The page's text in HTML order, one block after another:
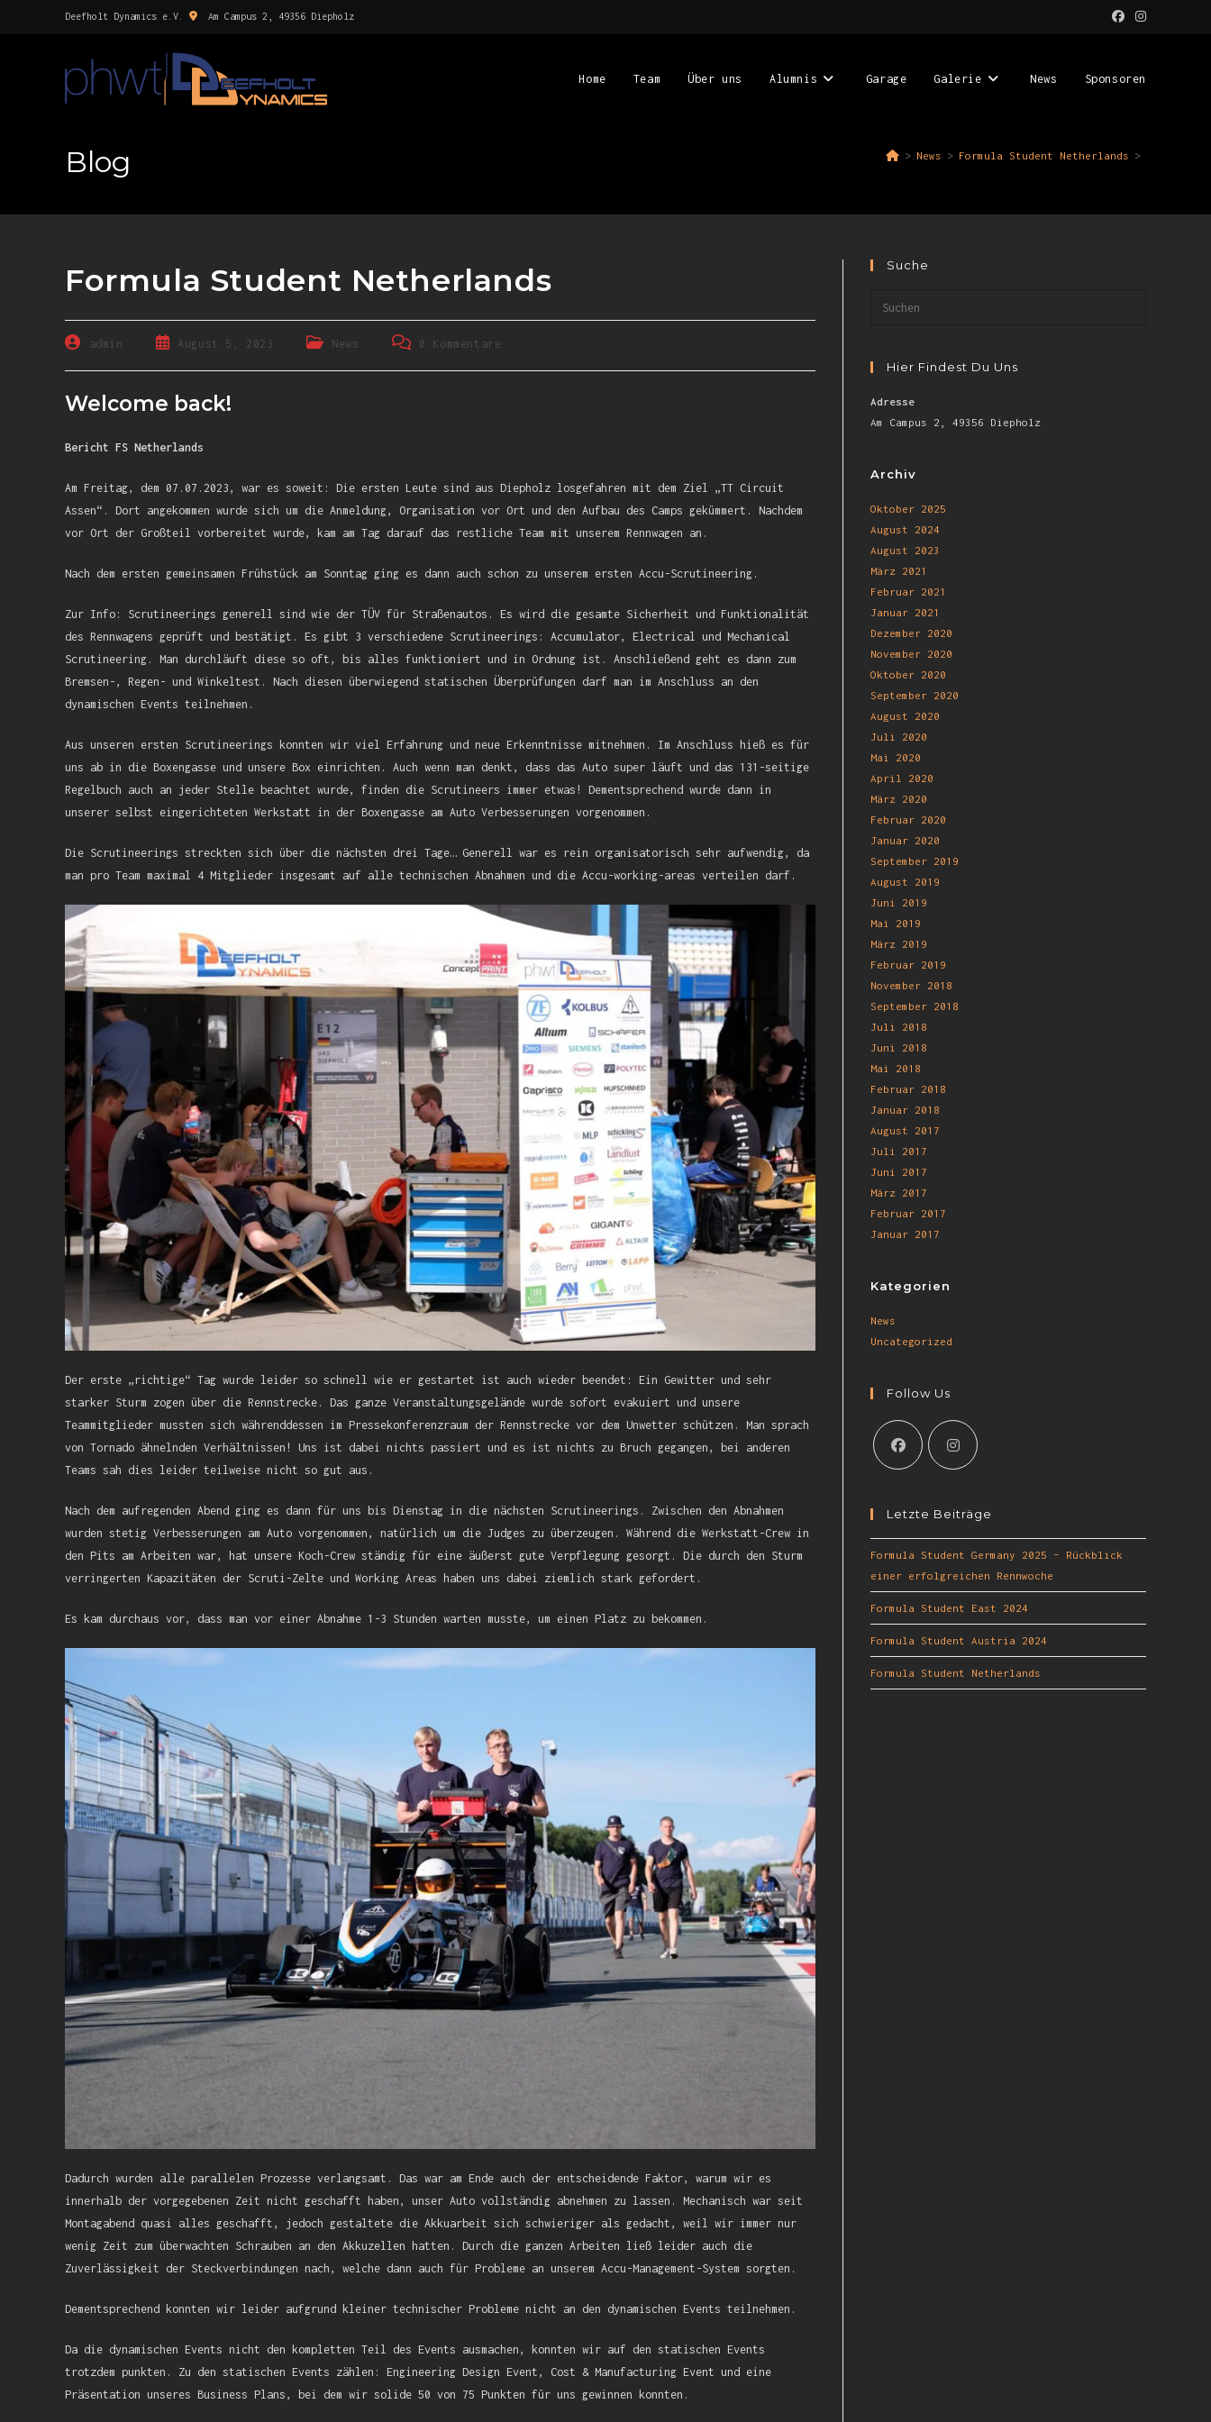
Deefholt Dynamics e.V. Am Campus 2, 49356 Diepholz
Home Team Über uns Alumnis Garage Galerie News Sponsoren
Blog > News > Formula Student Netherlands >
Formula Student Netherlands
admin August 5, 2023 News 0 Kommentare
Welcome back!
Bericht FS Netherlands
Am Freitag, dem 07.07.2023, war es soweit: Die ersten Leute sind aus Diepholz losgefahren mit dem Ziel „TT Circuit
Assen“. Dort angekommen wurde sich um die Anmeldung, Organisation vor Ort und den Aufbau des Camps gekümmert. Nachdem
vor Ort der Großteil vorbereitet wurde, kam am Tag darauf das restliche Team mit unserem Rennwagen an.
Nach dem ersten gemeinsamen Frühstück am Sonntag ging es dann auch schon zu unserem ersten Accu-Scrutineering.
Zur Info: Scrutineerings generell sind wie der TÜV für Straßenautos. Es wird die gesamte Sicherheit und Funktionalität
des Rennwagens geprüft und bestätigt. Es gibt 3 verschiedene Scrutineerings: Accumulator, Electrical und Mechanical
Scrutineering. Man durchläuft diese so oft, bis alles funktioniert und in Ordnung ist. Anschließend geht es dann zum
Bremsen-, Regen- und Winkeltest. Nach diesen überwiegend statischen Überprüfungen darf man im Anschluss an den
dynamischen Events teilnehmen.
Aus unseren ersten Scrutineerings konnten wir viel Erfahrung und neue Erkenntnisse mitnehmen. Im Anschluss hieß es für
uns ab in die Boxengasse und unsere Box einrichten. Auch wenn man denkt, dass das Auto super läuft und das 131-seitige
Regelbuch auch an jeder Stelle beachtet wurde, finden die Scrutineers immer etwas! Dementsprechend wurde dann in
unserer selbst eingerichteten Werkstatt in der Boxengasse am Auto Verbesserungen vorgenommen.
Die Scrutineerings streckten sich über die nächsten drei Tage… Generell war es rein organisatorisch sehr aufwendig, da
man pro Team maximal 4 Mitglieder insgesamt auf alle technischen Abnahmen und die Accu-working-areas verteilen darf.
Der erste „richtige“ Tag wurde leider so schnell wie er gestartet ist auch wieder beendet: Ein Gewitter und sehr
starker Sturm zogen über die Rennstrecke. Das ganze Veranstaltungsgelände wurde sofort evakuiert und unsere
Teammitglieder mussten sich währenddessen im Pressekonferenzraum der Rennstrecke vor dem Unwetter schützen. Man sprach
von Tornado ähnelnden Verhältnissen! Uns ist dabei nichts passiert und es ist nichts zu Bruch gegangen, bei anderen
Teams sah dies leider teilweise nicht so gut aus.
Nach dem aufregenden Abend ging es dann für uns bis Dienstag in die nächsten Scrutineerings. Zwischen den Abnahmen
wurden stetig Verbesserungen am Auto vorgenommen, natürlich um die Judges zu überzeugen. Während die Werkstatt-Crew in
den Pits am Arbeiten war, hat unsere Koch-Crew ständig für eine äußerst gute Verpflegung gesorgt. Die durch den Sturm
verringerten Kapazitäten der Scruti-Zelte und Working Areas haben uns dabei ziemlich stark gefordert.
Es kam durchaus vor, dass man vor einer Abnahme 1-3 Stunden warten musste, um einen Platz zu bekommen.
Dadurch wurden alle parallelen Prozesse verlangsamt. Das war am Ende auch der entscheidende Faktor, warum wir es
innerhalb der vorgegebenen Zeit nicht geschafft haben, unser Auto vollständig abnehmen zu lassen. Mechanisch war seit
Montagabend quasi alles geschafft, jedoch gestaltete die Akkuarbeit sich schwieriger als gedacht, weil wir immer nur
wenig Zeit zum überwachten Schrauben an den Akkuzellen hatten. Durch die ganzen Arbeiten ließ leider auch die
Zuverlässigkeit der Steckverbindungen nach, welche dann auch für Probleme an unserem Accu-Management-System sorgten.
Dementsprechend konnten wir leider aufgrund kleiner technischer Probleme nicht an den dynamischen Events teilnehmen.
Da die dynamischen Events nicht den kompletten Teil des Events ausmachen, konnten wir auf den statischen Events
trotzdem punkten. Zu den statischen Events zählen: Engineering Design Event, Cost & Manufacturing Event und eine
Präsentation unseres Business Plans, bei dem wir solide 50 von 75 Punkten für uns gewinnen konnten.
Suche
Hier Findest Du Uns
Adresse
Am Campus 2, 49356 Diepholz
Archiv
Oktober 2025
August 2024
August 2023
März 2021
Februar 2021
Januar 2021
Dezember 2020
November 2020
Oktober 2020
September 2020
August 2020
Juli 2020
Mai 2020
April 2020
März 2020
Februar 2020
Januar 2020
September 2019
August 2019
Juni 2019
Mai 2019
März 2019
Februar 2019
November 2018
September 2018
Juli 2018
Juni 2018
Mai 2018
Februar 2018
Januar 2018
August 2017
Juli 2017
Juni 2017
März 2017
Februar 2017
Januar 2017
Kategorien
News
Uncategorized
Follow Us
Letzte Beiträge
Formula Student Germany 2025 – Rückblick
einer erfolgreichen Rennwoche
Formula Student East 2024
Formula Student Austria 2024
Formula Student Netherlands